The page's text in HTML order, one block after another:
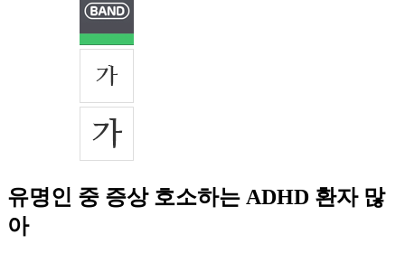
유명인 중 증상 호소하는 ADHD 환자 많
아